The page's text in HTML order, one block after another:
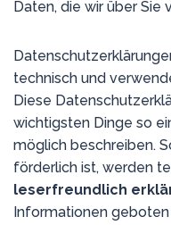
Daten, die wir über Sie
technisch und
Diese
wichtigsten Dinge so
möglich beschreiben.
förderlich ist, werden
leserfreundlich
Informationen